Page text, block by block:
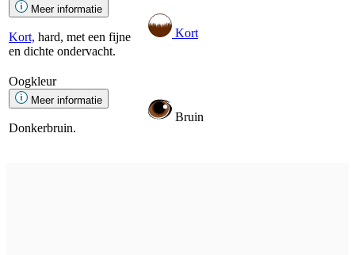
Meer informatie
Kort, hard, met een fijne
en dichte ondervacht.
Kort
Oogkleur
Meer informatie
Donkerbruin.
Bruin